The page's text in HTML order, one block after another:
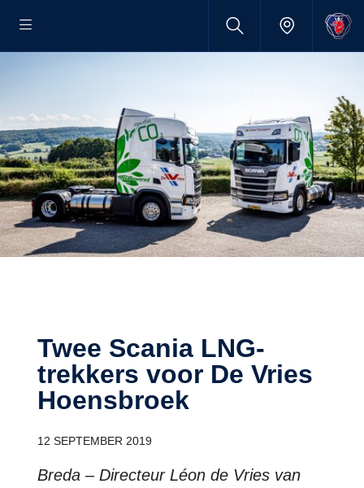
Twee Scania LNG-
trekkers voor De Vries
Hoensbroek
12 SEPTEMBER 2019
Breda – Directeur Léon de Vries van